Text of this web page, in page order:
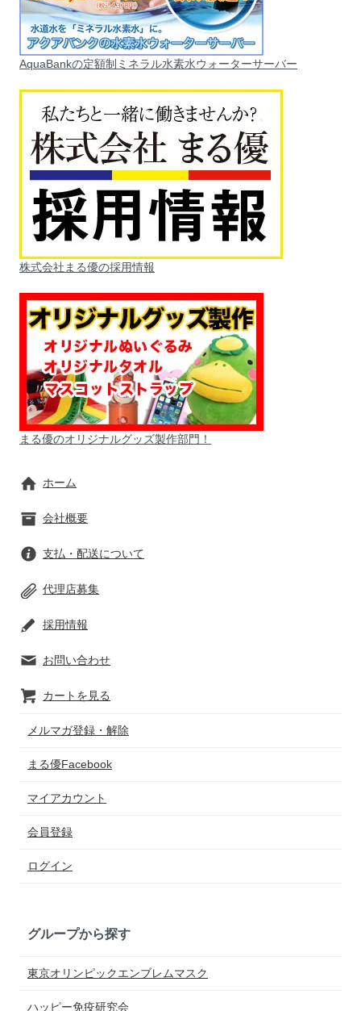
AquaBankの定額制ミネラル水素水ウォーターサーバー
株式会社まる優の採用情報
まる優のオリジナルグッズ製作部門！
ホーム
会社概要
支払・配送について
代理店募集
採用情報
お問い合わせ
カートを見る
メルマガ登録・解除
まる優Facebook
マイアカウント
会員登録
ログイン
グループから探す
東京オリンピックエンブレムマスク
ハッピー免疫研究会